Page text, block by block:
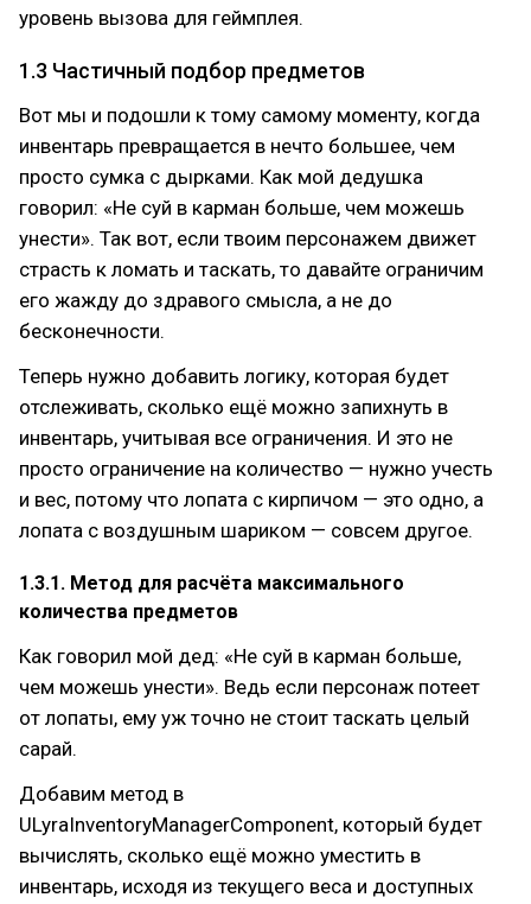
уровень вызова для геймплея.
1.3 Частичный подбор предметов
Вот мы и подошли к тому самому моменту, когда
инвентарь превращается в нечто большее, чем
просто сумка с дырками. Как мой дедушка
говорил: «Не суй в карман больше, чем можешь
унести». Так вот, если твоим персонажем движет
страсть к ломать и таскать, то давайте ограничим
его жажду до здравого смысла, а не до
бесконечности.
Теперь нужно добавить логику, которая будет
отслеживать, сколько ещё можно запихнуть в
инвентарь, учитывая все ограничения. И это не
просто ограничение на количество — нужно учесть
и вес, потому что лопата с кирпичом — это одно, а
лопата с воздушным шариком — совсем другое.
1.3.1. Метод для расчёта максимального
количества предметов
Как говорил мой дед: «Не суй в карман больше,
чем можешь унести». Ведь если персонаж потеет
от лопаты, ему уж точно не стоит таскать целый
сарай.
Добавим метод в
ULyraInventoryManagerComponent, который будет
вычислять, сколько ещё можно уместить в
инвентарь, исходя из текущего веса и доступных